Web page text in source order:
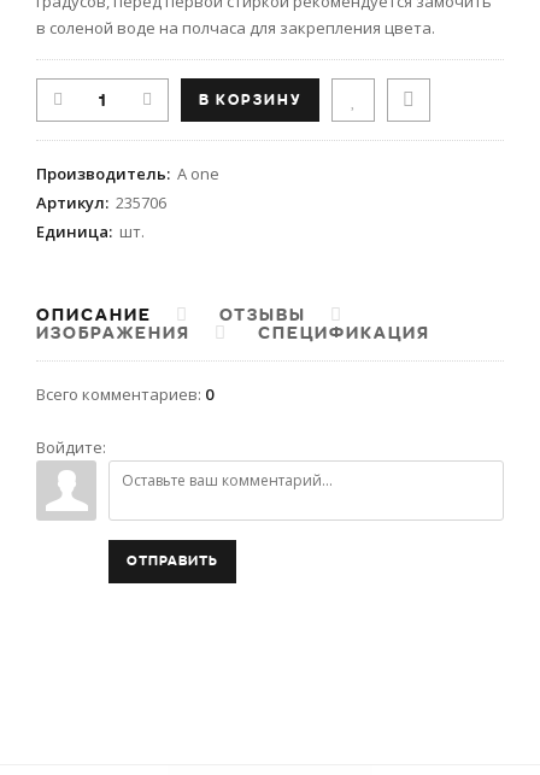
в соленой воде на полчаса для закрепления цвета.
Производитель: A one
Артикул: 235706
Единица: шт.
ОПИСАНИЕ
ОТЗЫВЫ
ИЗОБРАЖЕНИЯ
СПЕЦИФИКАЦИЯ
Всего комментариев: 0
Войдите:
ОТПРАВИТЬ